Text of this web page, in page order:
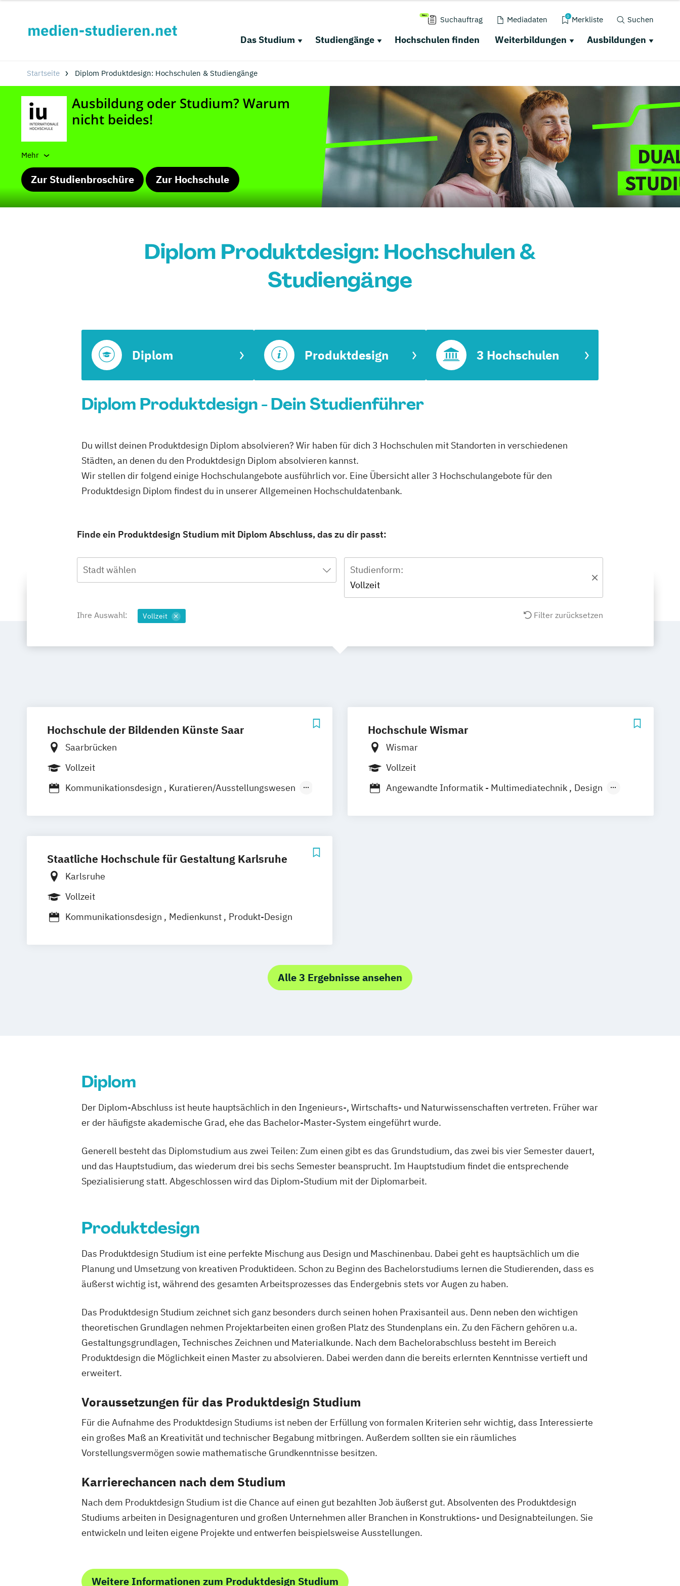
Suchauftrag Mediadaten 0 Merkliste Suchen
Das Studium Studiengänge Hochschulen finden Weiterbildungen Ausbildungen
Startseite Diplom Produktdesign: Hochschulen & Studiengänge
Mehr
Zur Studienbroschüre Zur Hochschule
Diplom Produktdesign: Hochschulen &
Studiengänge
Diplom Produktdesign 3 Hochschulen
Diplom Produktdesign - Dein Studienführer
Du willst deinen Produktdesign Diplom absolvieren? Wir haben für dich 3 Hochschulen mit Standorten in verschiedenen
Städten, an denen du den Produktdesign Diplom absolvieren kannst.
Wir stellen dir folgend einige Hochschulangebote ausführlich vor. Eine Übersicht aller 3 Hochschulangebote für den
Produktdesign Diplom findest du in unserer Allgemeinen Hochschuldatenbank.
Finde ein Produktdesign Studium mit Diplom Abschluss, das zu dir passt:
Stadt wählen
Studienform:
Vollzeit
Ihre Auswahl: Vollzeit Filter zurücksetzen
Hochschule der Bildenden Künste Saar
Saarbrücken
Vollzeit
Kommunikationsdesign
Kuratieren/Ausstellungswesen
Netzkultur/Designtheorie Produktdesign
Hochschule Wismar
Wismar
Vollzeit
Angewandte Informatik - Multimediatechnik
Design
Staatliche Hochschule für Gestaltung Karlsruhe
Karlsruhe
Vollzeit
Kommunikationsdesign
Medienkunst Produkt-Design
Alle 3 Ergebnisse ansehen
Diplom
Der Diplom-Abschluss ist heute hauptsächlich in den Ingenieurs-, Wirtschafts- und Naturwissenschaften vertreten. Früher war
er der häufigste akademische Grad, ehe das Bachelor-Master-System eingeführt wurde.
Generell besteht das Diplomstudium aus zwei Teilen: Zum einen gibt es das Grundstudium, das zwei bis vier Semester dauert,
und das Hauptstudium, das wiederum drei bis sechs Semester beansprucht. Im Hauptstudium findet die entsprechende
Spezialisierung statt. Abgeschlossen wird das Diplom-Studium mit der Diplomarbeit.
Produktdesign
Das Produktdesign Studium ist eine perfekte Mischung aus Design und Maschinenbau. Dabei geht es hauptsächlich um die
Planung und Umsetzung von kreativen Produktideen. Schon zu Beginn des Bachelorstudiums lernen die Studierenden, dass es
äußerst wichtig ist, während des gesamten Arbeitsprozesses das Endergebnis stets vor Augen zu haben.
Das Produktdesign Studium zeichnet sich ganz besonders durch seinen hohen Praxisanteil aus. Denn neben den wichtigen
theoretischen Grundlagen nehmen Projektarbeiten einen großen Platz des Stundenplans ein. Zu den Fächern gehören u.a.
Gestaltungsgrundlagen, Technisches Zeichnen und Materialkunde. Nach dem Bachelorabschluss besteht im Bereich
Produktdesign die Möglichkeit einen Master zu absolvieren. Dabei werden dann die bereits erlernten Kenntnisse vertieft und
erweitert.
Voraussetzungen für das Produktdesign Studium
Für die Aufnahme des Produktdesign Studiums ist neben der Erfüllung von formalen Kriterien sehr wichtig, dass Interessierte
ein großes Maß an Kreativität und technischer Begabung mitbringen. Außerdem sollten sie ein räumliches
Vorstellungsvermögen sowie mathematische Grundkenntnisse besitzen.
Karrierechancen nach dem Studium
Nach dem Produktdesign Studium ist die Chance auf einen gut bezahlten Job äußerst gut. Absolventen des Produktdesign
Studiums arbeiten in Designagenturen und großen Unternehmen aller Branchen in Konstruktions- und Designabteilungen. Sie
entwickeln und leiten eigene Projekte und entwerfen beispielsweise Ausstellungen.
Weitere Informationen zum Produktdesign Studium